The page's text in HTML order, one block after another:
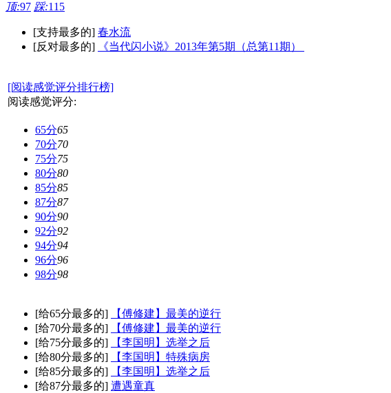
顶:97 踩:115
[支持最多的] 春水流
[反对最多的]
《当代闪小说》2013年第5期（总第11期）
[阅读感觉评分排行榜]
阅读感觉评分:
65分65
70分70
75分75
80分80
85分85
87分87
90分90
92分92
94分94
96分96
98分98
[给65分最多的]
【傅修建】最美的逆行
[给70分最多的]
【傅修建】最美的逆行
[给75分最多的]
【李国明】选举之后
[给80分最多的]
【李国明】特殊病房
[给85分最多的]
【李国明】选举之后
[给87分最多的] 遭遇童真